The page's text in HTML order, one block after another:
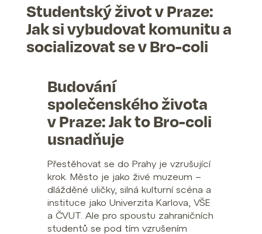
Studentský život v Praze:
Jak si vybudovat komunitu a
socializovat se v Bro-coli
Budování
společenského života
v Praze: Jak to Bro-coli
usnadňuje
Přestěhovat se do Prahy je vzrušující
krok. Město je jako živé muzeum –
dlážděné uličky, silná kulturní scéna a
instituce jako Univerzita Karlova, VŠE
a ČVUT. Ale pro spoustu zahraničních
studentů se pod tím vzrušením